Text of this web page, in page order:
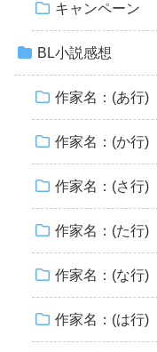
キャンペーン
BL小説感想
作家名：(あ行)
作家名：(か行)
作家名：(さ行)
作家名：(た行)
作家名：(な行)
作家名：(は行)